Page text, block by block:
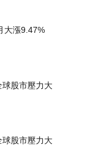
大漲9.47%
球股市壓力大
球股市壓力大